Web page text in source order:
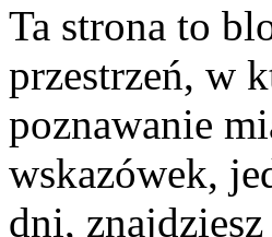
Ta strona to
przestrzeń, w
poznawanie
wskazówek,
dni,